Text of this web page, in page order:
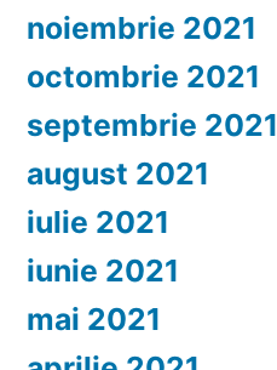
noiembrie 2021
octombrie 2021
septembrie 2021
august 2021
iulie 2021
iunie 2021
mai 2021